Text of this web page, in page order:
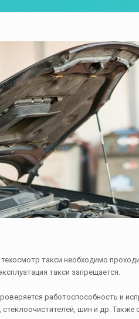
такси необходимо
такси запрещается.
работоспособность и
шин и др. Также